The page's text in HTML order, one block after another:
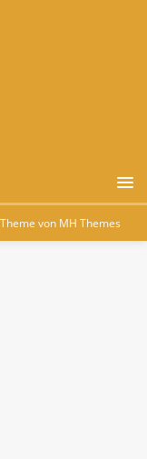
von MH Themes